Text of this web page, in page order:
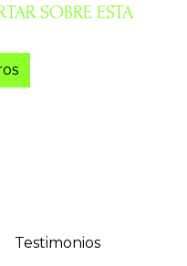
SOBRE ESTA
Testimonios